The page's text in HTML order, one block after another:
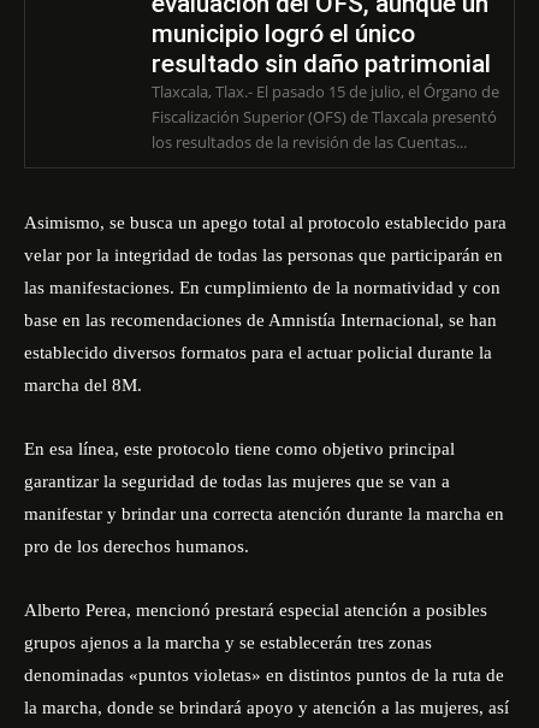
municipio logró el único
resultado sin daño patrimonial
Tlaxcala, Tlax.- El pasado 15 de julio, el Órgano de
Fiscalización Superior (OFS) de Tlaxcala presentó
los resultados de la revisión de las Cuentas...
Asimismo, se busca un apego total al protocolo establecido para
velar por la integridad de todas las personas que participarán en
las manifestaciones. En cumplimiento de la normatividad y con
base en las recomendaciones de Amnistía Internacional, se han
establecido diversos formatos para el actuar policial durante la
marcha del 8M.
En esa línea, este protocolo tiene como objetivo principal
garantizar la seguridad de todas las mujeres que se van a
manifestar y brindar una correcta atención durante la marcha en
pro de los derechos humanos.
Alberto Perea, mencionó prestará especial atención a posibles
grupos ajenos a la marcha y se establecerán tres zonas
denominadas «puntos violetas» en distintos puntos de la ruta de
la marcha, donde se brindará apoyo y atención a las mujeres, así